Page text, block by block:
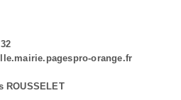
orange.fr
ROUSSELET